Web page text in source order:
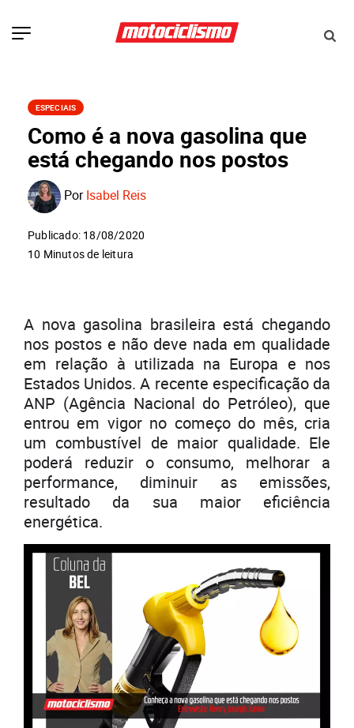
ESPECIAIS
Como é a nova gasolina que
está chegando nos postos
PorIsabel Reis
Publicado: 18/08/2020
10 Minutos de leitura
A nova gasolina brasileira está chegando
nos postos e não deve nada em qualidade
em relação à utilizada na Europa e nos
Estados Unidos. A recente especificação da
ANP (Agência Nacional do Petróleo), que
entrou em vigor no começo do mês, cria
um combustível de maior qualidade. Ele
poderá reduzir o consumo, melhorar a
performance, diminuir as emissões,
resultado da sua maior eficiência
energética.